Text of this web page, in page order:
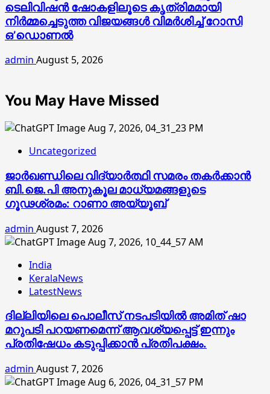
ടെലിവിഷന്‍ ഷോകളിലൂടെ കൃത്രിമമായി
നിര്‍മ്മച്ചെടുത്ത വിജയങ്ങള്‍ വിമര്‍ശിച്ച് റോസി
ഒ’ഡൊണല്‍
admin August 5, 2026
You May Have Missed
Uncategorized
ജാര്‍ഖണ്ഡിലെ വിദ്യാര്‍ത്ഥി സമരം തകര്‍ക്കാന്‍
ബി.ജെ.പി അനുകൂല മാധ്യമങ്ങളുടെ
ഗൂഢശ്രമം: റാണാ അയ്യൂബ്
admin August 7, 2026
India
KeralaNews
LatestNews
ദില്ലിയിലെ പൊലീസ് നടപടിയിൽ അമിത് ഷാ
മറുപടി പറയണമെന്ന് ആവശ്യപ്പെട്ട് ഇന്നും
പ്രതിഷേധം കടുപ്പിക്കാൻ പ്രതിപക്ഷം.
admin August 7, 2026